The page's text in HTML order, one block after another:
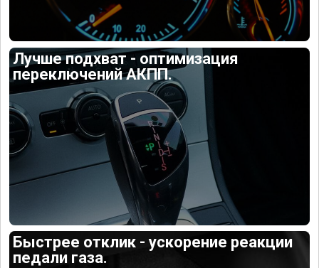
Лучше подхват - оптимизация
переключений АКПП.
Быстрее отклик - ускорение реакции
педали газа.